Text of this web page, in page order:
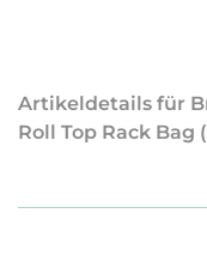
Artikeldetails für
Roll Top Rack Bag